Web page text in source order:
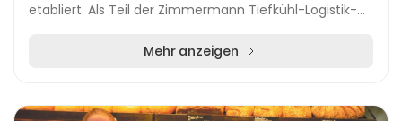
etabliert. Als Teil der Zimmermann Tiefkühl-Logistik-
Mehr anzeigen